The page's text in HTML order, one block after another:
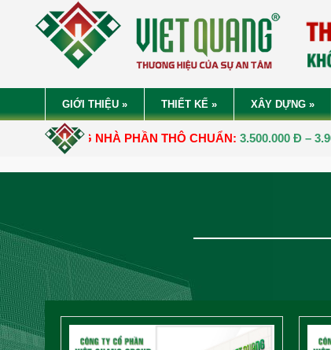
GIỚI THIỆU » THIẾT KẾ » XÂY DỰNG »
PHẦN THÔ CHUẨN:3.500.000 Đ – 3.900.000 Đ/M2.